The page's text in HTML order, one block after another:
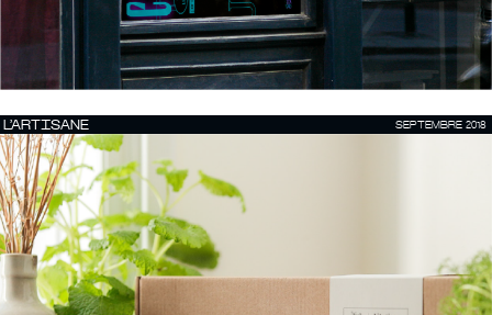
L’ARTISANE SEPTEMBRE 2018